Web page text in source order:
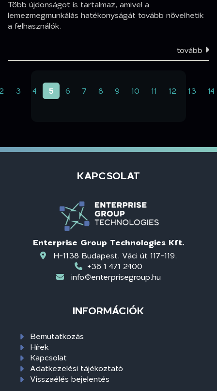
Több újdonságot is tartalmaz, amivel a
lemezmegmunkálás hatékonyságát tovább növelhetik
a felhasználók.
tovább
3 4 5 (aktuális)
6 7 8 9 10 11 12 13 14
KAPCSOLAT
Enterprise Group Technologies Kft.
H-1138 Budapest, Váci út 117-119.
+36 1 471 2400
info@enterprisegroup.hu
INFORMÁCIÓK
Bemutatkozás
Hírek
Kapcsolat
Adatkezelési tájékoztató
Visszaélés bejelentés